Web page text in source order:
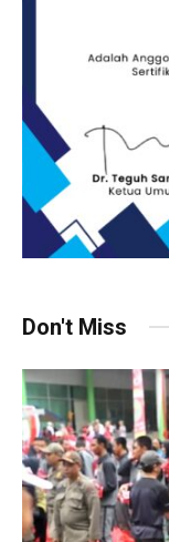
Don't Miss